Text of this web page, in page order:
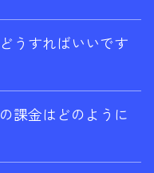
いつでも可能で
が終了するまで
ことができます。
限定的にアクセス
うすればいいです
ーム
）までご連絡くださ
課金はどのように
データを有効にす